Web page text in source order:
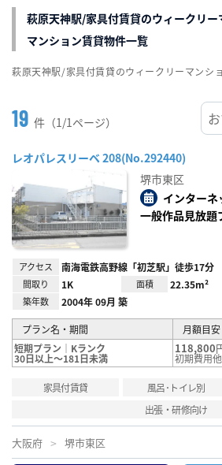
萩原天神駅/家具付賃貸のウィークリ
マンション賃貸物件一覧
19 件（1/1ページ）
レオパレスリーベ 208(No.292440)
堺市東区
インター
一般作品見放題
アクセス 南海電鉄高野線「初芝駅」徒歩17分
間取り 1K 面積 22.35m²
築年数 2004年 09月 築
プラン名・期間
月額目安
短期プラン｜Kランク
30日以上～181日未満
118,800
初期費用
家具付賃貸 風呂･トイレ別
出張・研修向け
大阪府 堺市東区